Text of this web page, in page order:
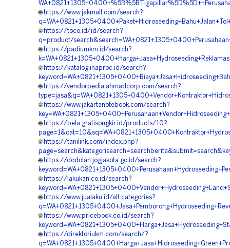
🌐 https://www.jakmall.com/search?
🌐 https://toco.id/id/search?
q=product/
🌐 https://padiumkm.id/search?
🌐 https://katalog.inaproc.id/search?
🌐 https://vendorpedia.ahmadcorp.com/search?
🌐 https://www.jakartanotebook.com/search?
🌐 https://bela.gratisongkir.id/products/10?
🌐 https://tanilink.com/index.php?
🌐 https://dodolan.jogjakota.go.id/search?
🌐 https://lakukan.co.id/search?
🌐 https://www.jualaku.id/all-categories?
🌐 https://www.pricebook.co.id/search?
🌐 https://direktoriukm.com/search/?